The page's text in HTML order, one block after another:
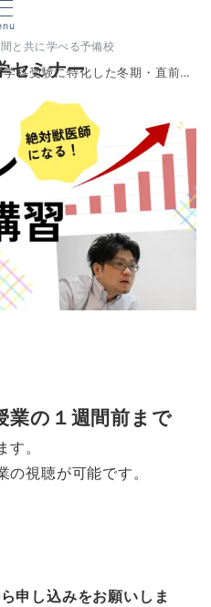
と共に学べる予備校
セミナー
科受験に特化した冬期・直前講習
の１週間前まで
。
視聴が可能です。
申し込みをお願いしま